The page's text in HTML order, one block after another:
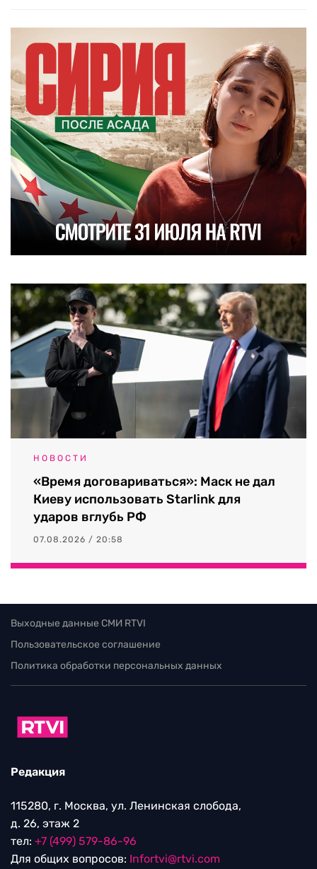
НОВОСТИ
«Время договариваться»: Маск не дал
Киеву использовать Starlink для
ударов вглубь РФ
07.08.2026 / 20:58
Выходные данные СМИ RTVI
Пользовательское соглашение
Политика обработки персональных данных
Редакция
115280, г. Москва, ул. Ленинская слобода,
д. 26, этаж 2
тел: +7 (499) 579-86-96
Для общих вопросов: Infortvi@rtvi.com